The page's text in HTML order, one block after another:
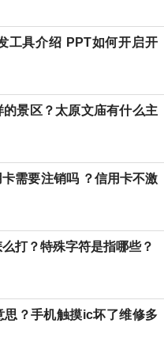
工具介绍 PPT如何开启开
的景区？太原文庙有什么主
需要注销吗 ？信用卡不激
打？特殊字符是指哪些？
思？手机触摸ic坏了维修多